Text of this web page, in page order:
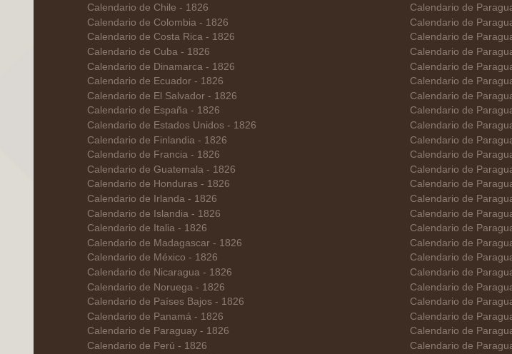
Calendario de Chile - 1826
Calendario de Colombia - 1826
Calendario de Costa Rica - 1826
Calendario de Cuba - 1826
Calendario de Dinamarca - 1826
Calendario de Ecuador - 1826
Calendario de El Salvador - 1826
Calendario de España - 1826
Calendario de Estados Unidos - 1826
Calendario de Finlandia - 1826
Calendario de Francia - 1826
Calendario de Guatemala - 1826
Calendario de Honduras - 1826
Calendario de Irlanda - 1826
Calendario de Islandia - 1826
Calendario de Italia - 1826
Calendario de Madagascar - 1826
Calendario de México - 1826
Calendario de Nicaragua - 1826
Calendario de Noruega - 1826
Calendario de Países Bajos - 1826
Calendario de Panamá - 1826
Calendario de Paraguay - 1826
Calendario de Perú - 1826
Calendario de
Calendario de
Calendario de
Calendario de
Calendario de
Calendario de
Calendario de
Calendario de
Calendario de
Calendario de
Calendario de
Calendario de
Calendario de
Calendario de
Calendario de
Calendario de
Calendario de
Calendario de
Calendario de
Calendario de
Calendario de
Calendario de
Calendario de
Calendario de